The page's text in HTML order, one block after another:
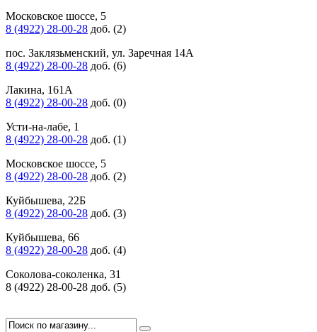
Московское шоссе, 5
8 (4922) 28-00-28 доб. (2)
пос. Заклязьменский, ул. Заречная 14А
8 (4922) 28-00-28 доб. (6)
Лакина, 161А
8 (4922) 28-00-28 доб. (0)
Усти-на-лабе, 1
8 (4922) 28-00-28 доб. (1)
Московское шоссе, 5
8 (4922) 28-00-28 доб. (2)
Куйбышева, 22Б
8 (4922) 28-00-28 доб. (3)
Куйбышева, 66
8 (4922) 28-00-28 доб. (4)
Соколова-соколенка, 31
8 (4922) 28-00-28 доб. (5)